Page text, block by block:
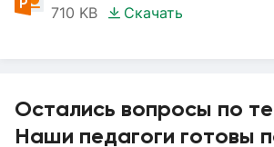
710 KB
Скачать
Остались вопросы по
Наши педагоги готовы